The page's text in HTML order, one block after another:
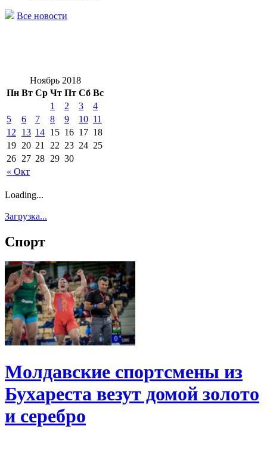
Все новости
Ноябрь 2018
Пн Вт Ср Чт Пт Сб Вс
« Окт
1 2 3
4
5
6 7 8 9 10 11
12
13 14 15 16 17 18
19 20 21 22 23 24 25
26 27 28 29 30
Loading...
Загрузка...
Спорт
Молдавские спортсмены из
Бухареста везут домой золото
и серебро